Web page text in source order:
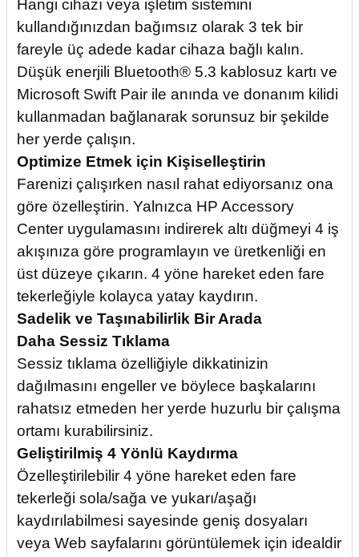
Hangi cihazı veya işletim sistemini
kullandığınızdan bağımsız olarak 3 tek bir
fareyle üç adede kadar cihaza bağlı kalın.
Düşük enerjili Bluetooth® 5.3 kablosuz kartı ve
Microsoft Swift Pair ile anında ve donanım kilidi
kullanmadan bağlanarak sorunsuz bir şekilde
her yerde çalışın.
Optimize Etmek için Kişiselleştirin
Farenizi çalışırken nasıl rahat ediyorsanız ona
göre özelleştirin. Yalnızca HP Accessory
Center uygulamasını indirerek altı düğmeyi 4 iş
akışınıza göre programlayın ve üretkenliği en
üst düzeye çıkarın. 4 yöne hareket eden fare
tekerleğiyle kolayca yatay kaydırın.
Sadelik ve Taşınabilirlik Bir Arada
Daha Sessiz Tıklama
Sessiz tıklama özelliğiyle dikkatinizin
dağılmasını engeller ve böylece başkalarını
rahatsız etmeden her yerde huzurlu bir çalışma
ortamı kurabilirsiniz.
Geliştirilmiş 4 Yönlü Kaydırma
Özelleştirilebilir 4 yöne hareket eden fare
tekerleği sola/sağa ve yukarı/aşağı
kaydırılabilmesi sayesinde geniş dosyaları
veya Web sayfalarını görüntülemek için idealdir